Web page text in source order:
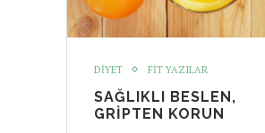
DIYET FIT YAZILAR
SAĞLIKLI BESLEN,
GRIPTEN KORUN